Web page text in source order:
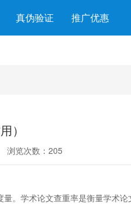
真伪验证 推广优惠
）
浏览次数：205
。学术论文查重率是衡量学术